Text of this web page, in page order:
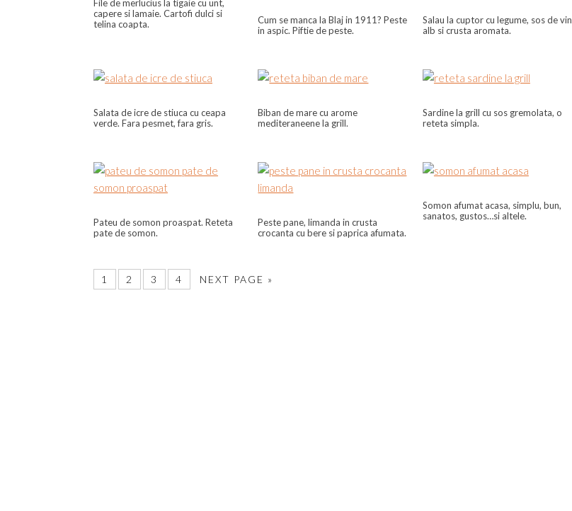
File de merlucius la tigaie cu unt,
capere si lamaie. Cartofi dulci si
telina coapta.
Cum se manca la Blaj in 1911? Peste
in aspic. Piftie de peste.
Salau la cuptor cu legume, sos de vin
alb si crusta aromata.
Salata de icre de stiuca cu ceapa
verde. Fara pesmet, fara gris.
Biban de mare cu arome
mediteraneene la grill.
Sardine la grill cu sos gremolata, o
reteta simpla.
Pateu de somon proaspat. Reteta
pate de somon.
Peste pane, limanda in crusta
crocanta cu bere si paprica afumata.
Somon afumat acasa, simplu, bun,
sanatos, gustos…si altele.
1 2 3 4 NEXT PAGE »